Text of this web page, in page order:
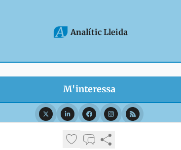
Analític Lleida
Privacy policyTerms of use